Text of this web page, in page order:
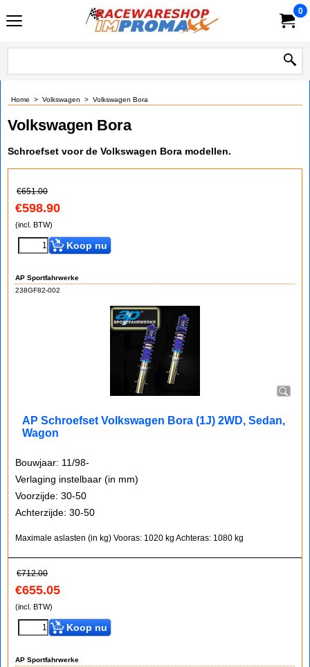
0
Home > Volkswagen > Volkswagen Bora
Volkswagen Bora
Schroefset voor de Volkswagen Bora modellen.
€651.00
€598.90
(incl. BTW)
Koop nu
AP Sportfahrwerke
238GF82-002
AP Schroefset Volkswagen Bora (1J) 2WD, Sedan,
Wagon
Bouwjaar: 11/98-
Verlaging instelbaar (in mm)
Voorzijde: 30-50
Achterzijde: 30-50
Maximale aslasten (in kg) Vooras: 1020 kg Achteras: 1080 kg
€712.00
€655.05
(incl. BTW)
Koop nu
AP Sportfahrwerke